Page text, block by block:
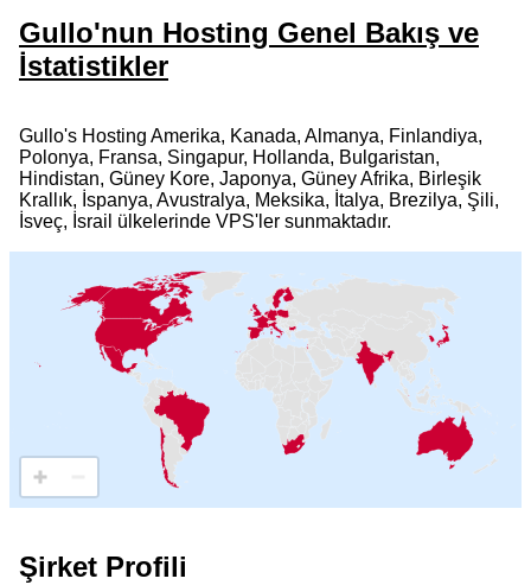
Gullo'nun Hosting Genel Bakış ve
İstatistikler
Gullo's Hosting Amerika, Kanada, Almanya, Finlandiya,
Polonya, Fransa, Singapur, Hollanda, Bulgaristan,
Hindistan, Güney Kore, Japonya, Güney Afrika, Birleşik
Krallık, İspanya, Avustralya, Meksika, İtalya, Brezilya, Şili,
İsveç, İsrail ülkelerinde VPS'ler sunmaktadır.
Şirket Profili